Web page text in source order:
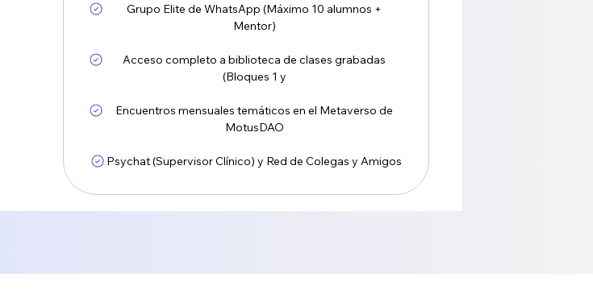
Grupo Elite de WhatsApp (Máximo 10 alumnos +
Mentor)
Acceso completo a biblioteca de clases grabadas
(Bloques 1 y
Encuentros mensuales temáticos en el Metaverso de
MotusDAO
Psychat (Supervisor Clínico) y Red de Colegas y Amigos